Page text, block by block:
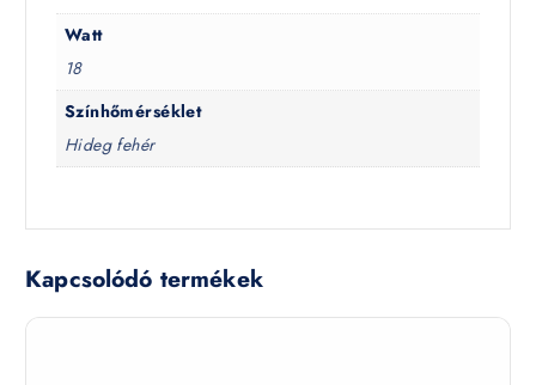
Watt
18
Színhőmérséklet
Hideg fehér
Kapcsolódó termékek